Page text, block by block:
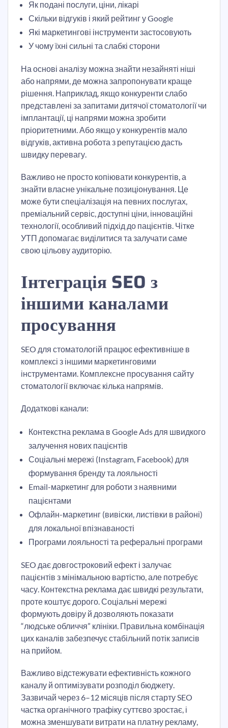
Як подані послуги, ціни, лікарі
Скільки відгуків і який рейтинг у Google
Які маркетингові інструменти застосовують
У чому їхні сильні та слабкі сторони
На основі аналізу можна знайти незайняті ніші
або напрями, де можна запропонувати краще
рішення. Наприклад, якщо конкуренти слабо
представлені за запитами дитячої стоматології чи
імплантації, ці напрями можна зробити
пріоритетними. Або якщо у конкурентів мало
відгуків, активна робота з репутацією дасть
швидку перевагу.
Важливо не просто копіювати конкурентів, а
знайти власне унікальне позиціонування. Це
може бути спеціалізація на певних послугах,
преміальний сервіс, доступні ціни, інноваційні
технології, особливий підхід до пацієнтів. Чітке
УТП допомагає виділитися та залучати саме
свою цільову аудиторію.
Інтеграція SEO з
іншими каналами
просування
SEO для стоматологій працює ефективніше в
комплексі з іншими маркетинговими
інструментами. Комплексне просування сайту
стоматології включає кілька напрямів.
Додаткові канали:
Контекстна реклама в Google Ads для швидкого
залучення нових пацієнтів
Соціальні мережі (Instagram, Facebook) для
формування бренду та лояльності
Email-маркетинг для роботи з наявними
пацієнтами
Офлайн-маркетинг (вивіски, листівки в районі)
для локальної впізнаваності
Програми лояльності та реферальні програми
SEO дає довгостроковий ефект і залучає
пацієнтів з мінімальною вартістю, але потребує
часу. Контекстна реклама дає швидкі результати,
проте коштує дорого. Соціальні мережі
формують довіру й дозволяють показати
“людське обличчя” клініки. Правильна комбінація
цих каналів забезпечує стабільний потік записів
на прийом.
Важливо відстежувати ефективність кожного
каналу й оптимізувати розподіл бюджету.
Зазвичай через 6–12 місяців після старту SEO
частка органічного трафіку суттєво зростає, і
можна зменшувати витрати на платну рекламу,